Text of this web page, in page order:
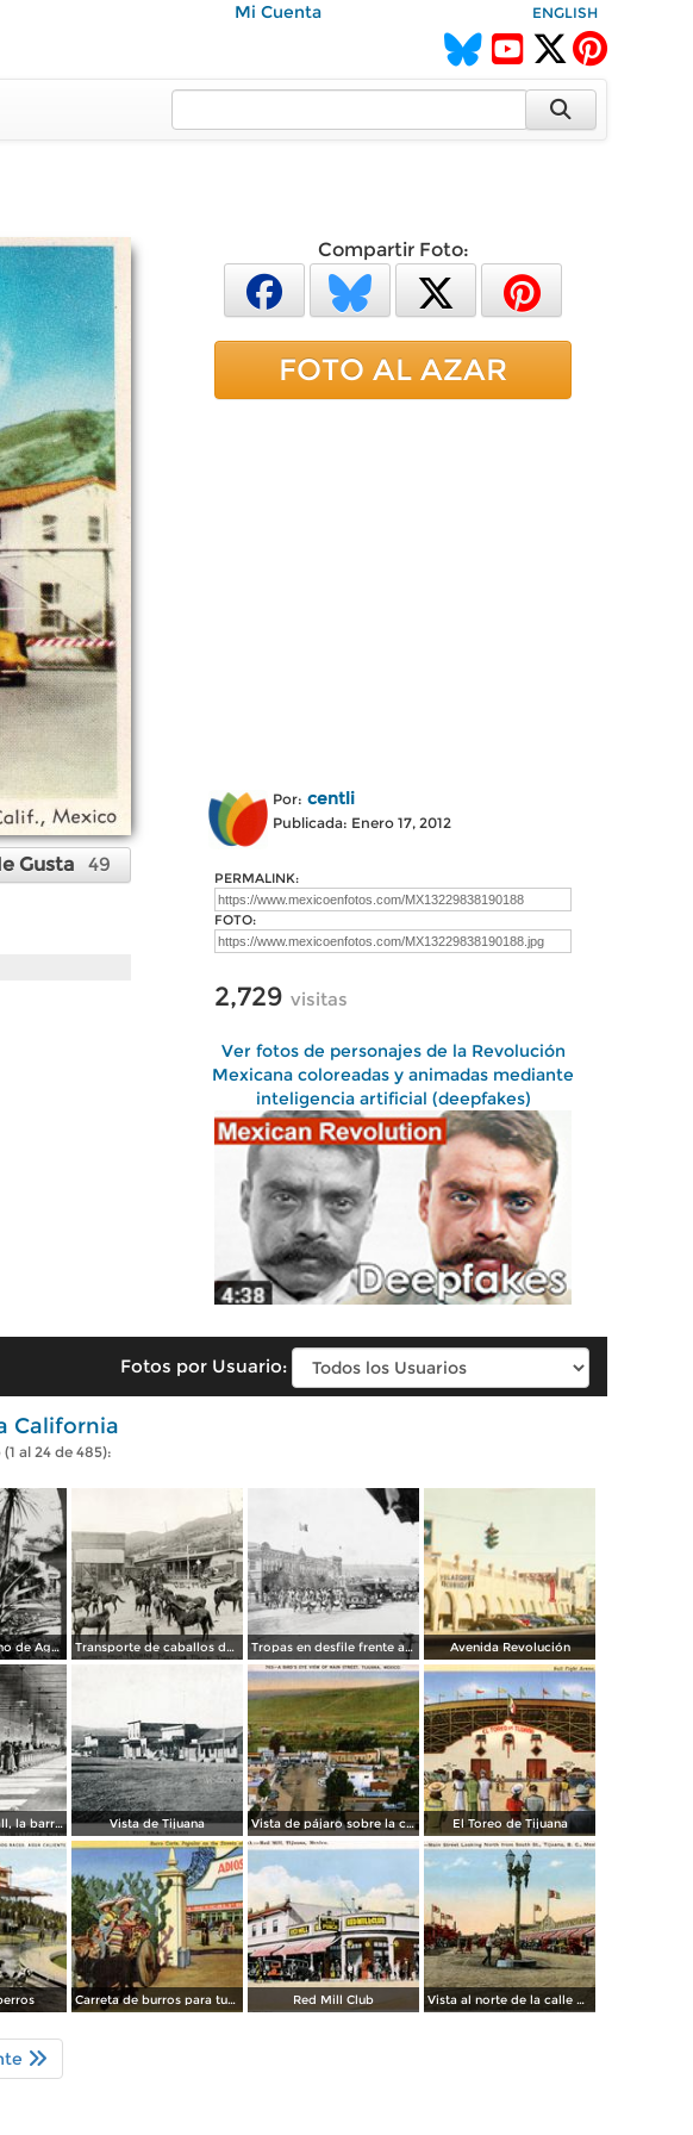
Mi Cuenta ENGLISH
Gusta 49
Compartir Foto:
FOTO AL AZAR
Por: centli
Publicada: Enero 17, 2012
PERMALINK:
FOTO:
2,729 visitas
Ver fotos de personajes de la Revolución
Mexicana coloreadas y animadas mediante
inteligencia artificial (deepfakes)
Fotos por Usuario:
California
al 24 de 485):
Jardín en el casino de Agua Caliente Transporte de caballos del hipódromo hacia Estados Unidos Tropas en desfile frente al Palacio Federal Avenida Revolución
Mexicali Beer Hall, la barra más grande del mundo Vista de Tijuana Vista de pájaro sobre la calle principal de Tijuana El Toreo de Tijuana
Carreta de burros para turistas Red Mill Club Vista al norte de la calle principal, desde la Calle Sur